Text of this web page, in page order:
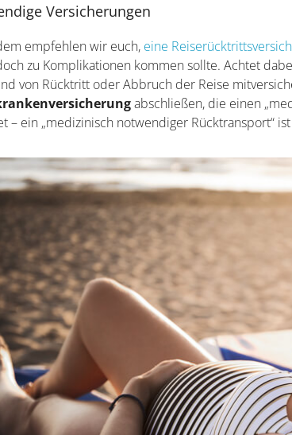
Versicherungen
empfehlen wir euch, eine
zu Komplikationen kommen sollte. Achtet
von Rücktritt oder Abbruch der Reise
abschließen, die einen
– ein „medizinisch notwendiger Rücktransport“